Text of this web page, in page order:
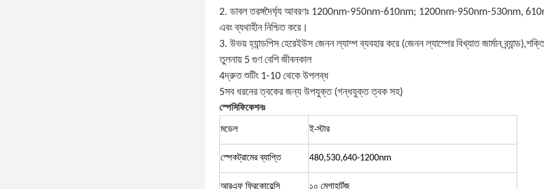
2. ডাবল তরঙ্গদৈর্ঘ্য আবরণঃ 1200nm-950nm-610nm; 1200nm-950nm-530nm, 610nm/
এবং ব্যথাহীন নিশ্চিত করে।
3. উভয় হ্যান্ডপিস হেরেইউস জেনন ল্যাম্প ব্যবহার করে (জেনন ল্যাম্পের বিখ্যাত জার্মান
তুলনায় 5 গুণ বেশি জীবনকাল
4দ্রুত শুটিং 1-10 থেকে উপলব্ধ
5সব ধরনের ত্বকের জন্য উপযুক্ত (গন্ধযুক্ত ত্বক সহ)
স্পেসিফিকেশনঃ
মডেল ই-স্টার
স্পেকট্রামের ব্যাপ্তি 480,530,640-1200nm
আরএফ ফ্রিকোয়েন্সি ১০ মেগাহার্টজ